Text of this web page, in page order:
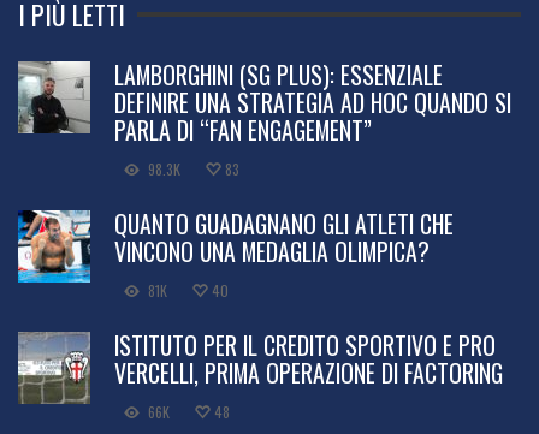
I PIÙ LETTI
LAMBORGHINI (SG PLUS): ESSENZIALE
DEFINIRE UNA STRATEGIA AD HOC QUANDO SI
PARLA DI “FAN ENGAGEMENT”
98.3K 83
QUANTO GUADAGNANO GLI ATLETI CHE
VINCONO UNA MEDAGLIA OLIMPICA?
81K 40
ISTITUTO PER IL CREDITO SPORTIVO E PRO
VERCELLI, PRIMA OPERAZIONE DI FACTORING
66K 48